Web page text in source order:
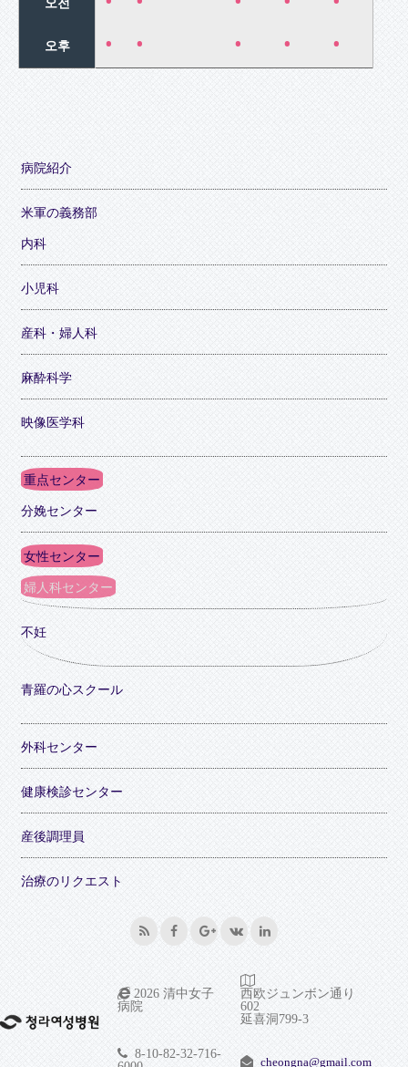
오후 • • • • •
病院紹介
米軍の義務部
内科
小児科
産科・婦人科
麻酔科学
映像医学科
重点センター
分娩センター
女性センター
婦人科センター
不妊
青羅の心スクール
外科センター
健康検診センター
産後調理員
治療のリクエスト
2026 清中女子
病院
西欧ジュンボン通り
602
延喜洞799-3
8-10-82-32-716-
cheongna@gmail.com